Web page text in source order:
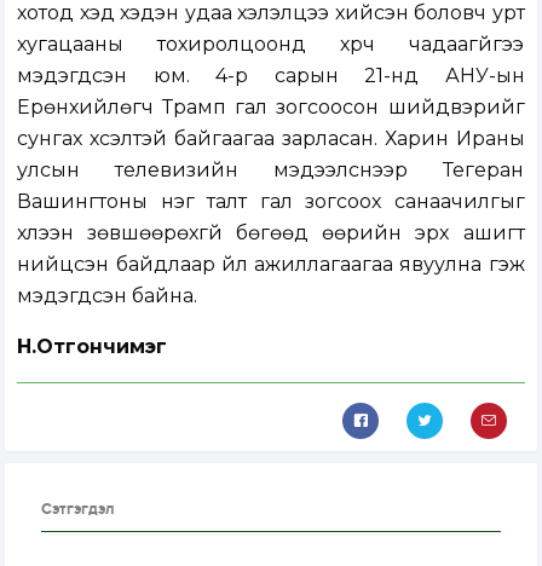
хотод хэд хэдэн удаа хэлэлцээ хийсэн боловч урт
хугацааны тохиролцоонд хүрч чадаагүйгээ
мэдэгдсэн юм. 4-р сарын 21-нд АНУ-ын
Ерөнхийлөгч Трамп гал зогсоосон шийдвэрийг
сунгах хүсэлтэй байгаагаа зарласан. Харин Ираны
улсын телевизийн мэдээлснээр Тегеран
Вашингтоны нэг талт гал зогсоох санаачилгыг
хүлээн зөвшөөрөхгүй бөгөөд өөрийн эрх ашигт
нийцсэн байдлаар үйл ажиллагаагаа явуулна гэж
мэдэгдсэн байна.
Н.Отгончимэг
Сэтгэгдэл